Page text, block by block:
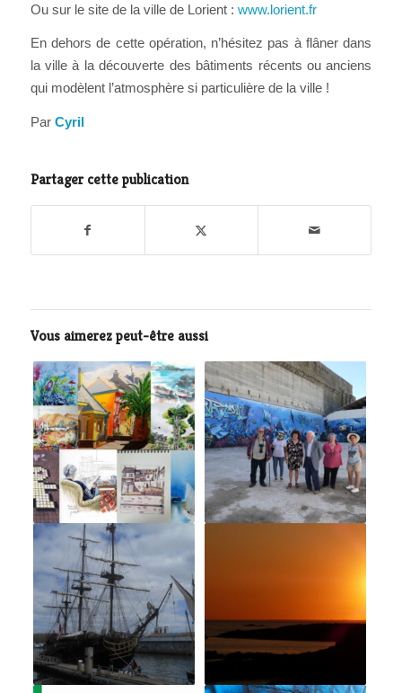
Ou sur le site de la ville de Lorient : www.lorient.fr
En dehors de cette opération, n’hésitez pas à flâner dans
la ville à la découverte des bâtiments récents ou anciens
qui modèlent l’atmosphère si particulière de la ville !
Par Cyril
Partager cette publication
Vous aimerez peut-être aussi